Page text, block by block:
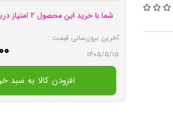
شما با خرید این محصول 2 امتیاز دریافت می کنید
آخرین بروزرسانی قیمت :
۱۴۰۵/۵/۱۵
افزودن کالا به سبد